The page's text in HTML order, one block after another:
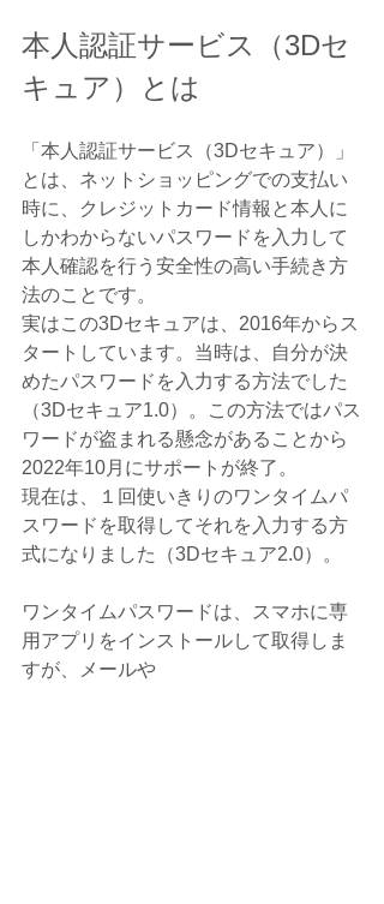
本人認証サービス（3Dセ
キュア）とは
「本人認証サービス（3Dセキュア）」
とは、ネットショッピングでの支払い
時に、クレジットカード情報と本人に
しかわからないパスワードを入力して
本人確認を行う安全性の高い手続き方
法のことです。
実はこの3Dセキュアは、2016年からス
タートしています。当時は、自分が決
めたパスワードを入力する方法でした
（3Dセキュア1.0）。この方法ではパス
ワードが盗まれる懸念があることから
2022年10月にサポートが終了。
現在は、１回使いきりのワンタイムパ
スワードを取得してそれを入力する方
式になりました（3Dセキュア2.0）。
ワンタイムパスワードは、スマホに専
用アプリをインストールして取得しま
すが、メールや